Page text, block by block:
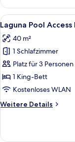
Grand
Room
Alle
Fotos
für
Laguna
Pool
Access
King
anzeigen
11
Laguna Pool Access
40 m²
1 Schlafzimmer
Platz für 3 Personen
1 King-Bett
Kostenloses WLAN
Weitere Details
Weitere
Pool